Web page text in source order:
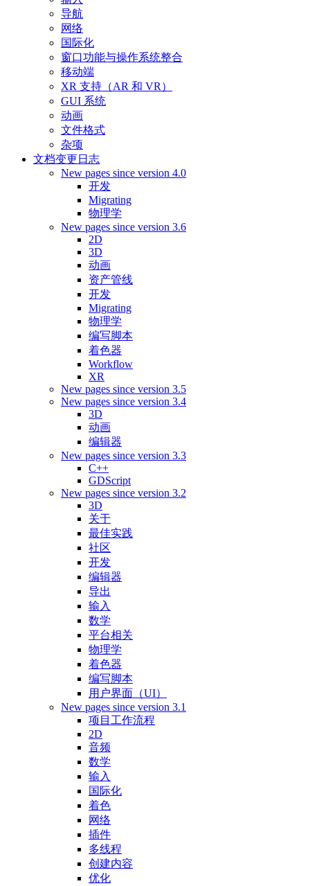
导航
网络
国际化
窗口功能与操作系统整合
移动端
XR 支持（AR 和 VR）
GUI 系统
动画
文件格式
杂项
文档变更日志
New pages since version 4.0
开发
Migrating
物理学
New pages since version 3.6
2D
3D
动画
资产管线
开发
Migrating
物理学
编写脚本
着色器
Workflow
XR
New pages since version 3.5
New pages since version 3.4
3D
动画
编辑器
New pages since version 3.3
C++
GDScript
New pages since version 3.2
3D
关于
最佳实践
社区
开发
编辑器
导出
输入
数学
平台相关
物理学
着色器
编写脚本
用户界面（UI）
New pages since version 3.1
项目工作流程
2D
音频
数学
输入
国际化
着色
网络
插件
多线程
创建内容
优化